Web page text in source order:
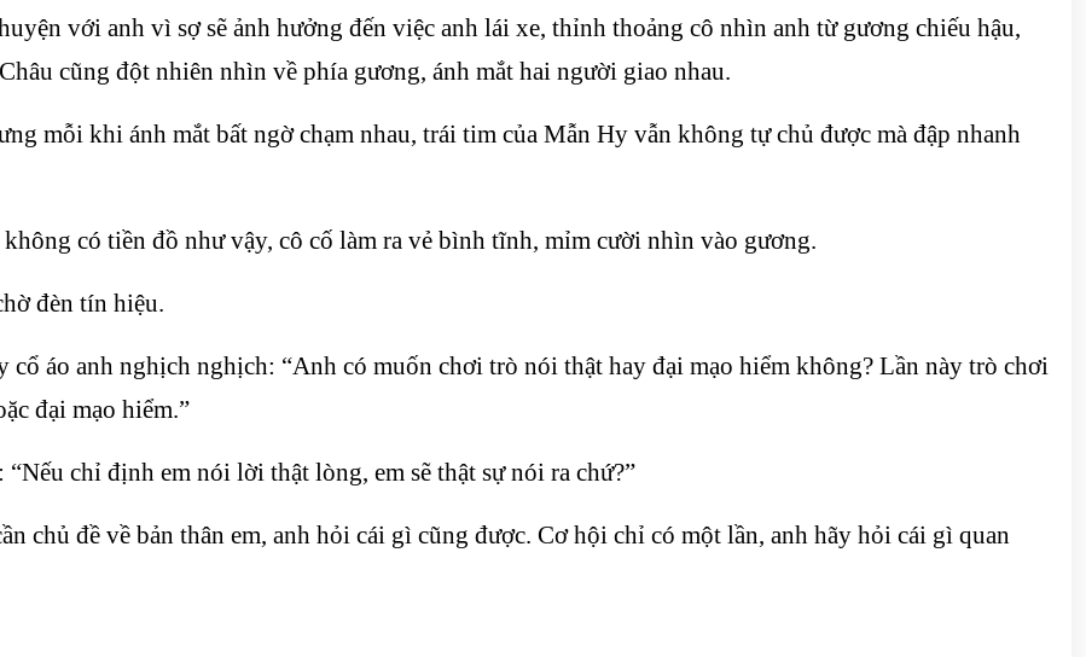
với anh vì sợ sẽ ảnh hưởng đến việc anh lái xe, thỉnh thoảng cô nhìn anh từ gương chiếu hậu,
cũng đột nhiên nhìn về phía gương, ánh mắt hai người giao nhau.
mỗi khi ánh mắt bất ngờ chạm nhau, trái tim của Mẫn Hy vẫn không tự chủ được mà đập nhanh
có tiền đồ như vậy, cô cố làm ra vẻ bình tĩnh, mỉm cười nhìn vào gương.
đèn tín hiệu.
áo anh nghịch nghịch: “Anh có muốn chơi trò nói thật hay đại mạo hiểm không? Lần này trò chơi
đại mạo hiểm.”
chỉ định em nói lời thật lòng, em sẽ thật sự nói ra chứ?”
chủ đề về bản thân em, anh hỏi cái gì cũng được. Cơ hội chỉ có một lần, anh hãy hỏi cái gì quan